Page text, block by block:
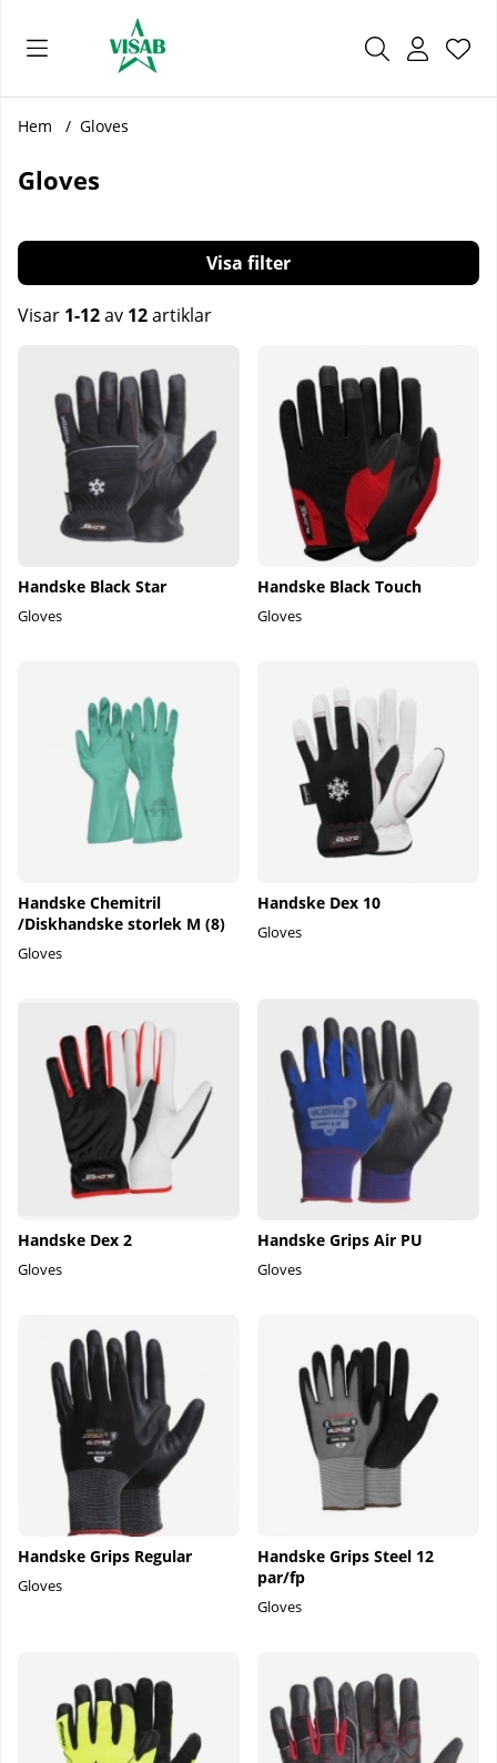
.
Hem Gloves
Gloves
Filtrera
Visar 1-12av 12artiklar
Handske Black Star
Gloves
Handske Black Touch
Gloves
Handske Chemitril
/Diskhandske storlek M (8)
Gloves
Handske Dex 10
Gloves
Handske Dex 2
Gloves
Handske Grips Air PU
Gloves
Handske Grips Regular
Gloves
Handske Grips Steel 12
par/fp
Gloves